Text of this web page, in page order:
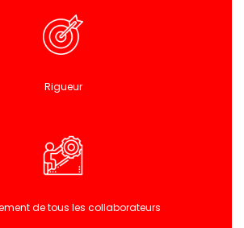
Rigueur
de tous les collaborateurs